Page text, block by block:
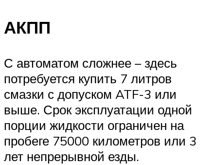
АКПП
С автоматом сложнее – здесь
потребуется купить 7 литров
смазки с допуском ATF-3 или
выше. Срок эксплуатации одной
порции жидкости ограничен на
пробеге 75000 километров или 3
лет непрерывной езды.